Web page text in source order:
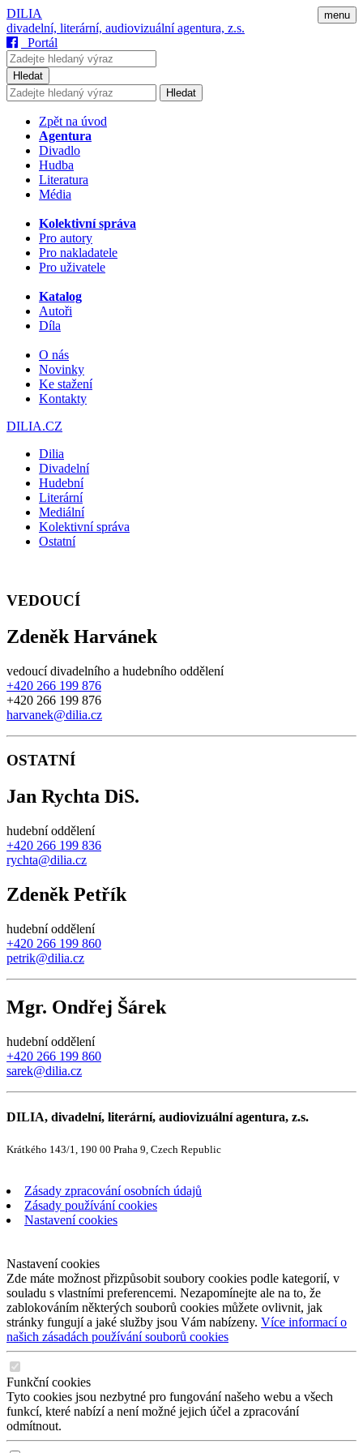
menu
DILIA
divadelní, literární, audiovizuální agentura, z.s.
Portál
Hledat
Hledat
Zpět na úvod
Agentura
Divadlo
Hudba
Literatura
Média
Kolektivní správa
Pro autory
Pro nakladatele
Pro uživatele
Katalog
Autoři
Díla
O nás
Novinky
Ke stažení
Kontakty
DILIA.CZ
Dilia
Divadelní
Hudební
Literární
Mediální
Kolektivní správa
Ostatní
VEDOUCÍ
Zdeněk Harvánek
vedoucí divadelního a hudebního oddělení
+420 266 199 876
+420 266 199 876
harvanek@dilia.cz
OSTATNÍ
Jan Rychta DiS.
hudební oddělení
+420 266 199 836
rychta@dilia.cz
Zdeněk Petřík
hudební oddělení
+420 266 199 860
petrik@dilia.cz
Mgr. Ondřej Šárek
hudební oddělení
+420 266 199 860
sarek@dilia.cz
DILIA, divadelní, literární, audiovizuální agentura, z.s.
Krátkého 143/1, 190 00 Praha 9, Czech Republic
Zásady zpracování osobních údajů
Zásady používání cookies
Nastavení cookies
Nastavení cookies
Zde máte možnost přizpůsobit soubory cookies podle kategorií, v
souladu s vlastními preferencemi. Nezapomínejte ale na to, že
zablokováním některých souborů cookies můžete ovlivnit, jak
stránky fungují a jaké služby jsou Vám nabízeny. Více informací o
našich zásadách používání souborů cookies
Funkční cookies
Tyto cookies jsou nezbytné pro fungování našeho webu a všech
funkcí, které nabízí a není možné jejich účel a zpracování
odmítnout.